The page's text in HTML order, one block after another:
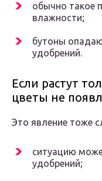
обычно такое
влажности;
бутоны
удобрений.
Если растут
цветы не
Это явление тоже
ситуацию
удобрений;